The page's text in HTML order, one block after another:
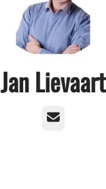
Jan Lievaart
E-mailadres